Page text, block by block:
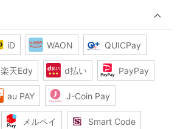
iD WAON QUICPay
楽天Edy d払い PayPay
au PAY J-Coin Pay
メルペイ Smart Code